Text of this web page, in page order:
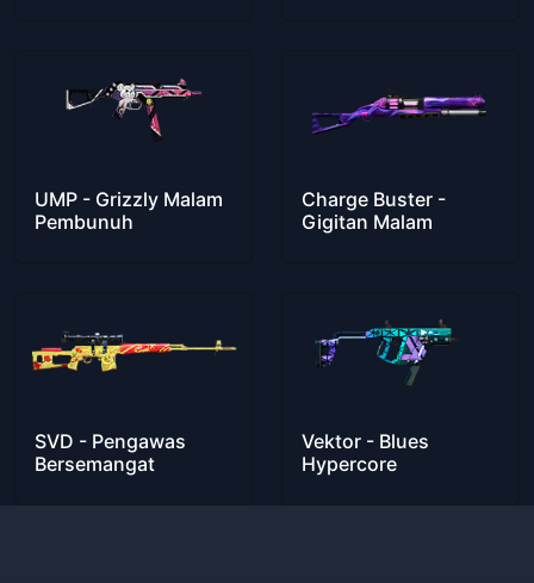
UMP - Grizzly Malam
Pembunuh
Charge Buster -
Gigitan Malam
SVD - Pengawas
Bersemangat
Vektor - Blues
Hypercore